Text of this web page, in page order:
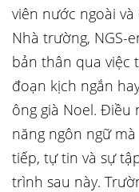
viên nước ngoài
Nhà trường, NGS-
bản thân qua việc
đoạn kịch ngắn
ông già Noel. Điều
năng ngôn ngữ
tiếp, tự tin và sự
trình sau này.